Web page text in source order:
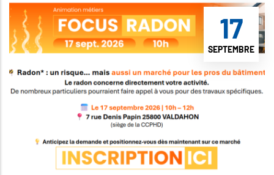
17
SEPTEMBRE